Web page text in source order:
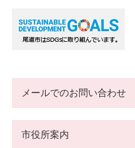
メールでのお問い合わせ
市役所案内